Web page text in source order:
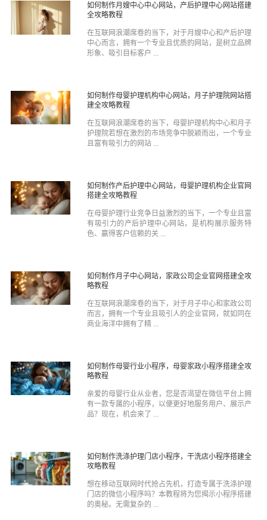
如何制作月嫂中心中心网站，产后护理中心网站搭建
全攻略教程
在互联网浪潮席卷的当下，对于月嫂中心和产后护理
中心而言，拥有一个专业且优质的网站，是树立品牌
形象、吸引目标客户 ...
如何制作母婴护理机构中心网站，月子护理院网站搭
建全攻略教程
在互联网浪潮席卷的当下，母婴护理机构中心和月子
护理院若想在激烈的市场竞争中脱颖而出，一个专业
且富有吸引力的网站 ...
如何制作产后护理中心网站，母婴护理机构企业官网
搭建全攻略教程
在母婴护理行业竞争日益激烈的当下，一个专业且富
有吸引力的产后护理中心网站，是机构展示服务特
色、赢得客户信赖的关 ...
如何制作月子中心网站，家政公司企业官网搭建全攻
略教程
在互联网浪潮席卷的当下，对于月子中心和家政公司
而言，拥有一个专业且吸引人的企业官网，就如同在
商业海洋中拥有了精 ...
如何制作母婴行业小程序，母婴家政小程序搭建全攻
略教程
亲爱的母婴行业从业者，您是否渴望在微信平台上拥
有一款专属的小程序，以便更好地服务用户、展示产
品？现在，机会来了 ...
如何制作洗涤护理门店小程序，干洗店小程序搭建全
攻略教程
想在移动互联网时代抢占先机，打造专属于洗涤护理
门店的微信小程序吗？本教程将为您揭示小程序搭建
的奥秘。无需复杂的 ...